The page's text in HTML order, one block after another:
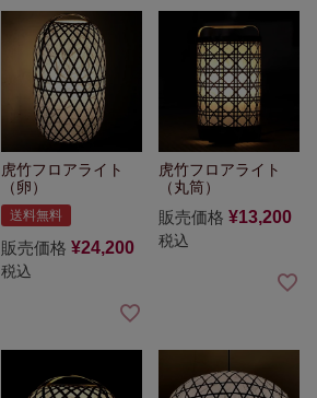
虎竹フロアライト
（卵）
送料無料
販売価格 ¥24,200
税込
虎竹フロアライト
（丸筒）
販売価格 ¥13,200
税込